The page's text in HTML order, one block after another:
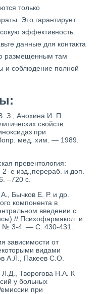
только
Это гарантирует
эффективность.
данные для контакта
размещенным там
и соблюдение полной
З., Анохина И. П.
свойств
при
мед. хим. — 1989.
превентология:
изд.,перераб. и доп.
–720 с.
Бычков Е. Р. и др.
компонента в
введении с
// Психофармакол. и
№ 3-4. — С. 430-431.
зависимости от
видами
А.Л., Пакеев С.О.
Творогова Н.А. К
у больных
при